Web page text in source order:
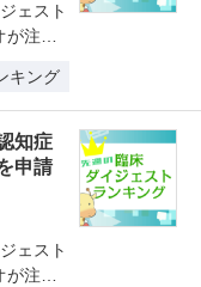
ェスト
注目
キング
知症
申請
ェスト
注目